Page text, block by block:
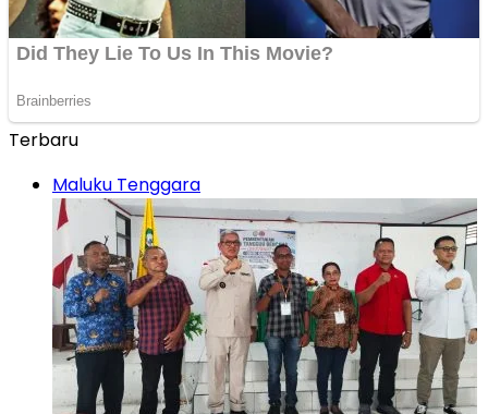
Terbaru
Maluku Tenggara